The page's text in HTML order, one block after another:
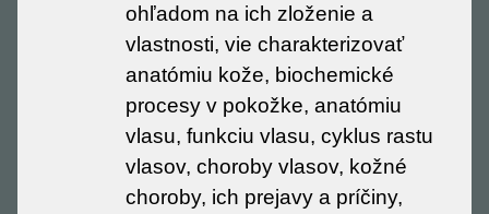
ohľadom na ich zloženie a
vlastnosti, vie charakterizovať
anatómiu kože, biochemické
procesy v pokožke, anatómiu
vlasu, funkciu vlasu, cyklus rastu
vlasov, choroby vlasov, kožné
choroby, ich prejavy a príčiny,